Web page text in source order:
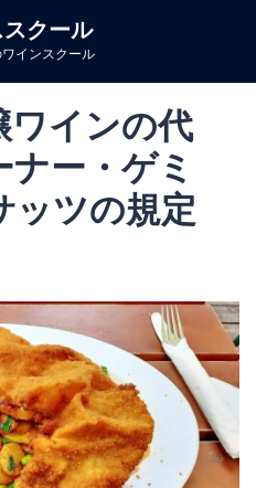
クール
インスクール
ワインの代
ー・ゲミ
ッツの規定